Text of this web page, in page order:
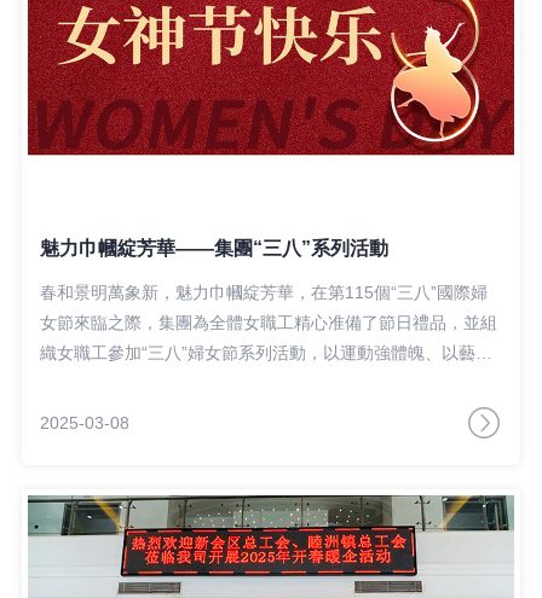
魅力巾幗綻芳華——集團“三八”系列活動
春和景明萬象新，魅力巾幗綻芳華，在第115個“三八”國際婦
女節來臨之際，集團為全體女職工精心准備了節日禮品，並組
織女職工參加“三八”婦女節系列活動，以運動強體魄、以藝術
共度健康愉悅的節日時光。
2025-03-08